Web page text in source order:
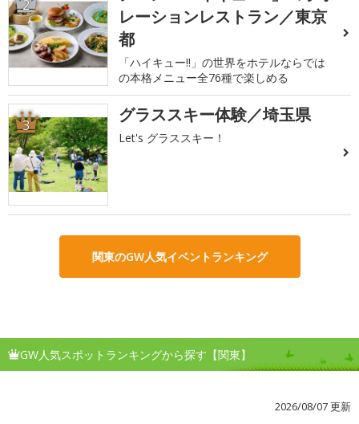
2
レーションレストラン／東京
都
「ハイキュー!!」の世界をホテルならでは
の本格メニュー全76種で楽しめる
3 グラススキー体験／埼玉県
Let's グラススキー！
関東のGW人気イベントランキング
GW人気スポットランキングから探す【関東】
2026/08/07 更新